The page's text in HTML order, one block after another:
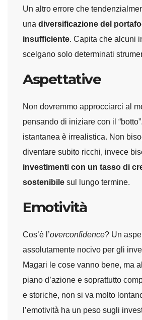
Un altro errore che
una diversificazione del
insufficiente. Capita che alcuni
scelgano solo determinati
Aspettative
Non dovremmo approcciarci al
pensando di iniziare con il
istantanea è irrealistica. Non
diventare subito ricchi, invece
investimenti con un tasso di
sostenibile sul lungo termine.
Emotività
Cos’è l’overconfidence? Un
assolutamente nocivo per gli
Magari le cose vanno bene, ma
piano d’azione e soprattutto
e storiche, non si va molto
l’emotività ha un peso sugli